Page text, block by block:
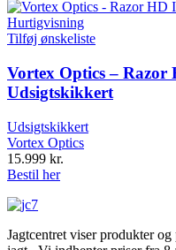
Hurtigvisning
Tilføj ønskeliste
Vortex Optics – Razor
Udsigtskikkert
Udsigtskikkert
Vortex Optics
15.999 kr.
Bestil her
Jagtcentret viser produkter